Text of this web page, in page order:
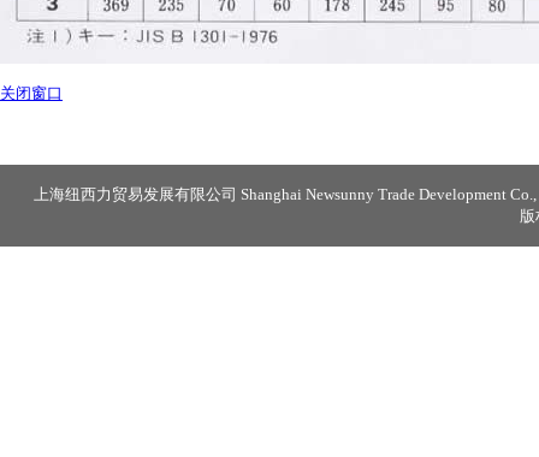
关闭窗口
上海纽西力贸易发展有限公司 Shanghai Newsunny Trade Development